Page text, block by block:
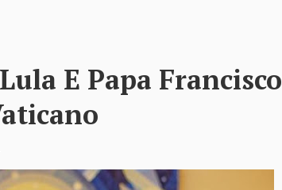
E Papa Francisco